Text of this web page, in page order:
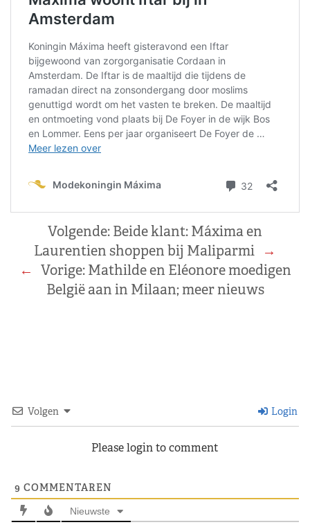
Volgende: Beide klant: Máxima en
Laurentien shoppen bij Maliparmi →
← Vorige: Mathilde en Eléonore moedigen
België aan in Milaan; meer nieuws
Volgen Login
Please login to comment
9 COMMENTAREN
Nieuwste